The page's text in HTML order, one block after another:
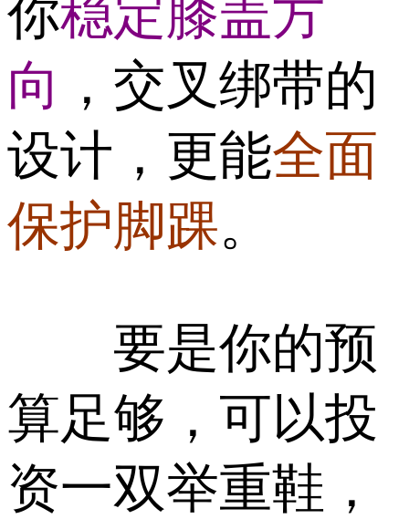
你稳定膝盖方
向 ，交叉绑带的
设计，更能全面
保护脚踝。
要是你的预
算足够，可以投
资一双举重鞋，